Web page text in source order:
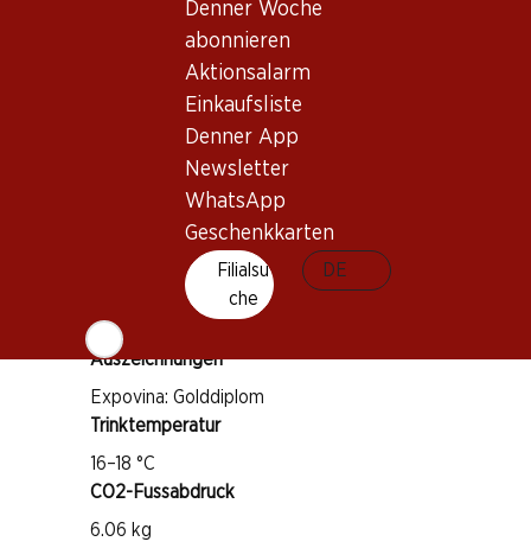
Denner Woche
abonnieren
Aktionsalarm
Einkaufsliste
Denner App
Newsletter
WhatsApp
Geschenkkarten
Filialsu
che
DE
Wissenswertes
Auszeichnungen
Expovina: Golddiplom
Trinktemperatur
16–18 °C
CO2-Fussabdruck
6.06 kg